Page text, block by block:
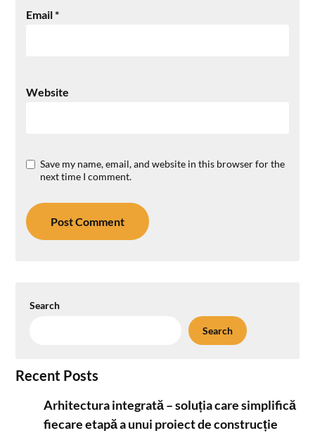
Email*
Website
Save my name, email, and website in this browser for the
next time I comment.
Search
Search
Recent Posts
Arhitectura integrată – soluția care simplifică
fiecare etapă a unui proiect de construcție